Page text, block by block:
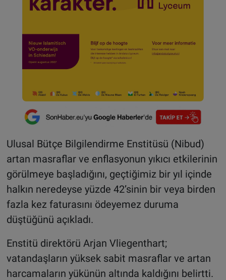
Ulusal Bütçe Bilgilendirme Enstitüsü (Nibud)
artan masraflar ve enflasyonun yıkıcı etkilerinin
görülmeye başladığını, geçtiğimiz bir yıl içinde
halkın neredeyse yüzde 42’sinin bir veya birden
fazla kez faturasını ödeyemez duruma
düştüğünü açıkladı.
Enstitü direktörü Arjan Vliegenthart;
vatandaşların yüksek sabit masraflar ve artan
harcamaların yükünün altında kaldığını belirtti.